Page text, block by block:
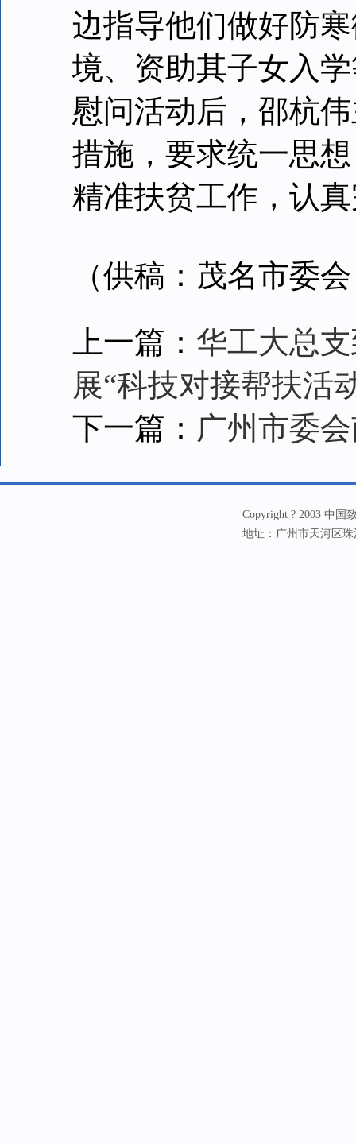
边指导他们做好防
境、资助其子女入
慰问活动后，邵杭
措施，要求统一思
精准扶贫工作，认
（供稿：茂名市委
上一篇： 华工大总
展“科技对接帮扶活
下一篇： 广州市委
Copyright ? 2003 中国
地址：广州市天河区